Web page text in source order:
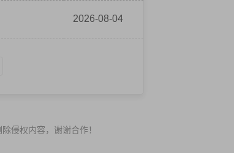
2026-08-04
侵权内容，谢谢合作！